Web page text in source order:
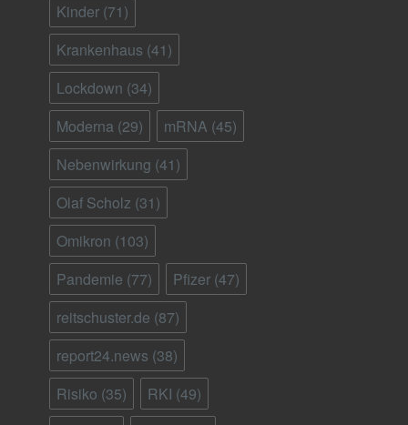
Kinder (71)
Krankenhaus (41)
Lockdown (34)
Moderna (29) mRNA (45)
Nebenwirkung (41)
Olaf Scholz (31)
Omikron (103)
Pandemie (77) Pfizer (47)
reitschuster.de (87)
report24.news (38)
Risiko (35) RKI (49)